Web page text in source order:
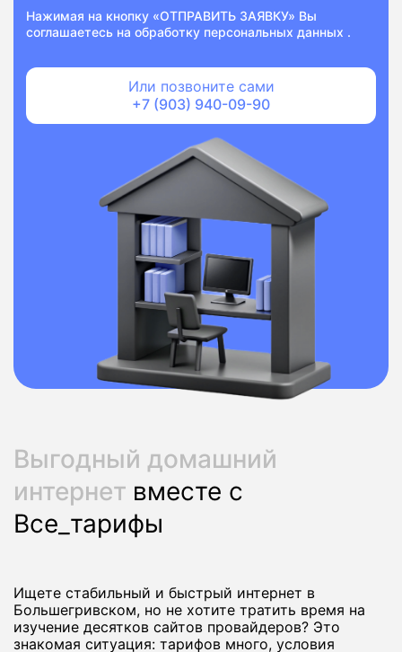
Нажимая на кнопку «ОТПРАВИТЬ ЗАЯВКУ» Вы
соглашаетесь на обработку персональных данных .
Или позвоните сами
+7 (903) 940-09-90
Выгодный домашний
интернет вместе с
Все_тарифы
Ищете стабильный и быстрый интернет в
Большегривском, но не хотите тратить время на
изучение десятков сайтов провайдеров? Это
знакомая ситуация: тарифов много, условия